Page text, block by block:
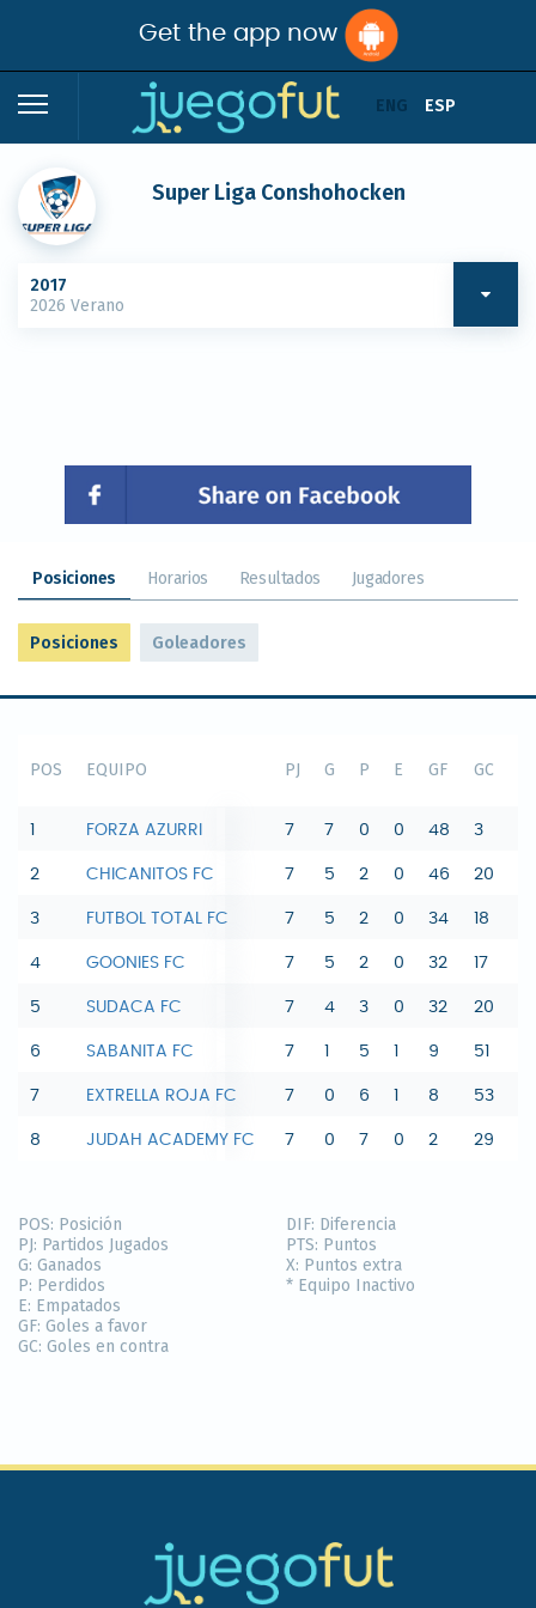
Get the app now
ENG ESP
Super Liga Conshohocken
2017
2026 Verano
Posiciones Horarios Resultados Jugadores
Posiciones Goleadores
POS EQUIPO PJ G P E GF GC
FORZA AZURRI 7 7 0 0 48 3
2 CHICANITOS FC 7 5 2 0 46 20
3 FUTBOL TOTAL FC 7 5 2 0 34 18
4 GOONIES FC 7 5 2 0 32 17
5 SUDACA FC 7 4 3 0 32 20
6 SABANITA FC 7 5 9 51
7 EXTRELLA ROJA FC 7 0 6 8 53
8 JUDAH ACADEMY FC 7 0 7 0 2 29
POS: Posición
PJ: Partidos Jugados
G: Ganados
P: Perdidos
E: Empatados
GF: Goles a favor
GC: Goles en contra
DIF: Diferencia
PTS: Puntos
X: Puntos extra
* Equipo Inactivo